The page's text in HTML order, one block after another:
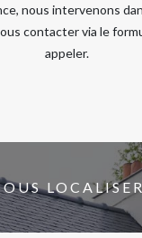
nous intervenons
contacter via le
appeler.